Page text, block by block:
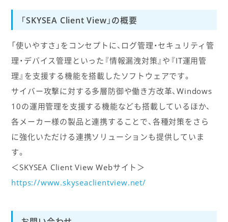
「SKYSEA Client View」の概要
「使いやすさ」をコンセプトに、ログ管理・セキュリティ管
理・デバイス管理といった『情報漏洩対策』や『IT運用管
理』を支援する機能を搭載したソフトウェアです。
サイバー攻撃に対する多層防御や働き方改革、Windows
10の運用管理を支援する機能なども搭載しているほか、
各メーカー様の製品と連携することで、各種対策をさら
に強化いただける連携ソリューションも提供していま
す。
＜SKYSEA Client View Webサイト＞
https://www.skyseaclientview.net/